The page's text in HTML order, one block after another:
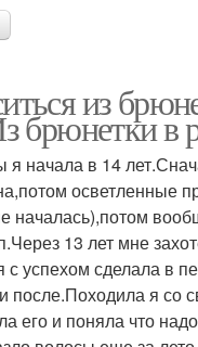
из
брюнетки в
я начала в 14
осветленные
началась),потом
13 лет мне
с успехом сделала в
после.Походила я со
его и поняла что